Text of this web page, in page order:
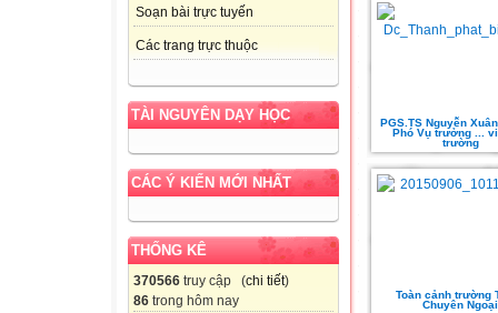
Soạn bài trực tuyến
Các trang trực thuộc
TÀI NGUYÊN DẠY HỌC
CÁC Ý KIẾN MỚI NHẤT
THỐNG KÊ
370566 truy cập (chi tiết)
86 trong hôm nay
PGS.TS Nguyễn
Phó Vụ trưởng ...
trường
Toàn cảnh trường
Chuyên Ngoại